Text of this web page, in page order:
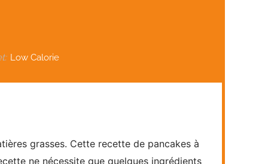
Low Calorie
grasses. Cette recette de pancakesà
ne nécessite que quelques ingrédients